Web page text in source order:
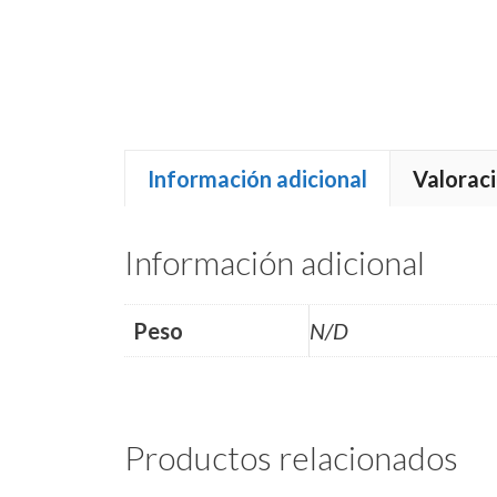
Información adicional
Información adicional
Peso N/D
Productos relacionados